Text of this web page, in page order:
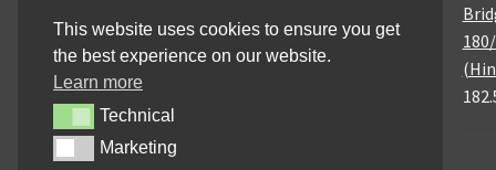
This website uses cookies to ensure you get
the best experience on our website.
Learn more
TechnicalTechnical
MarketingMarketing